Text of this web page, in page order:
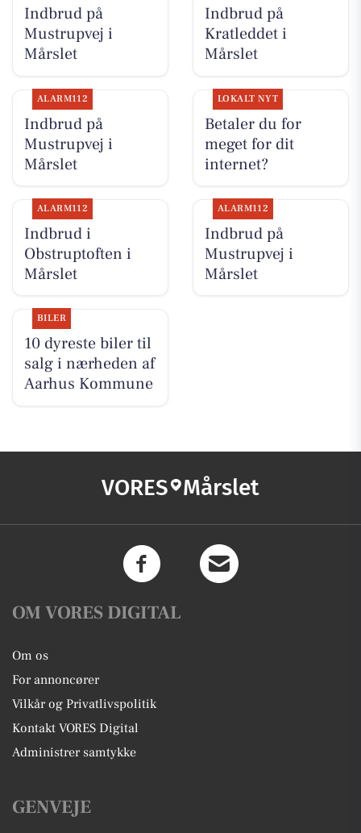
Indbrud på
Mustrupvej i
Mårslet
Indbrud på
Kratleddet i
Mårslet
ALARM112
Indbrud på
Mustrupvej i
Mårslet
LOKALT NYT
Betaler du for
meget for dit
internet?
ALARM112
Indbrud i
Obstruptoften i
Mårslet
ALARM112
Indbrud på
Mustrupvej i
Mårslet
BILER
10 dyreste biler til
salg i nærheden af
Aarhus Kommune
VORES Mårslet
OM VORES DIGITAL
Om os
For annoncører
Vilkår og Privatlivspolitik
Kontakt VORES Digital
Administrer samtykke
GENVEJE